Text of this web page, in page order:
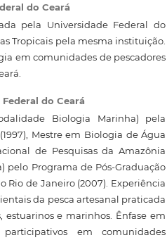
do Ceará
pela Universidade Federal do
Tropicais pela mesma instituição.
em comunidades de pescadores
do Ceará
Biologia Marinha) pela
Mestre em Biologia de Água
de Pesquisas da Amazônia
pelo Programa de Pós-Graduação
Rio de Janeiro (2007). Experiência
da pesca artesanal praticada
estuarinos e marinhos. Ênfase em
em comunidades